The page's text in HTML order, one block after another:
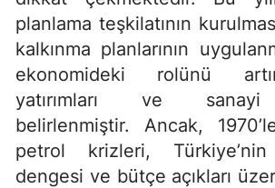
planlama teşkilatının
kalkınma planlarının
ekonomideki rolünü
yatırımları ve sanayi
belirlenmiştir. Ancak,
petrol krizleri,
dengesi ve bütçe açıkları